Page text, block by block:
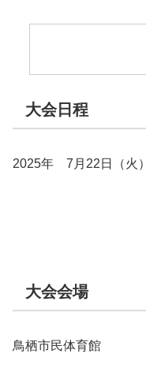
大会日程
2025年 7月22日（火
大会会場
鳥栖市民体育館